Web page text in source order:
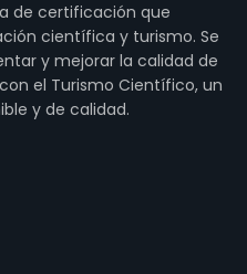
de certificación que
científica y turismo. Se
y mejorar la calidad de
el Turismo Científico, un
y de calidad.